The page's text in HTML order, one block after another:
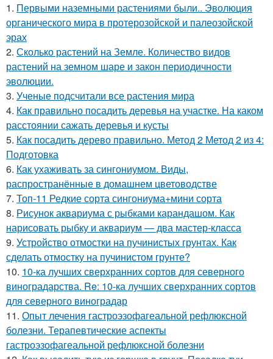
1. Первыми наземными растениями были.. Эволюция
органического мира в протерозойской и палеозойской
эрах
2. Сколько растений на Земле. Количество видов
растений на земном шаре и закон периодичности
эволюции.
3. Ученые подсчитали все растения мира
4. Как правильно посадить деревья на участке. На каком
расстоянии сажать деревья и кусты
5. Как посадить дерево правильно. Метод 2 Метод 2 из 4:
Подготовка
6. Как ухаживать за сингониумом. Виды,
распространённые в домашнем цветоводстве
7. Топ-11 Редкие сорта сингониума+мини сорта
8. Рисунок аквариума с рыбками карандашом. Как
нарисовать рыбку и аквариум — два мастер-класса
9. Устройство отмостки на пучинистых грунтах. Как
сделать отмостку на пучинистом грунте?
10. 10-ка лучших сверхранних сортов для северного
виноградарства. Re: 10-ка лучших сверхранних сортов
для северного виноградар
11. Опыт лечения гастроэзофагеальной рефлюксной
болезни. Терапевтические аспекты
гастроэзофагеальной рефлюксной болезни